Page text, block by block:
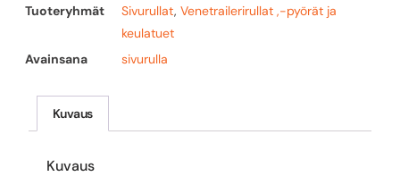
Tuoteryhmät
Sivurullat, Venetrailerirullat ,-pyörät ja
keulatuet
Avainsana
sivurulla
Kuvaus
Kuvaus